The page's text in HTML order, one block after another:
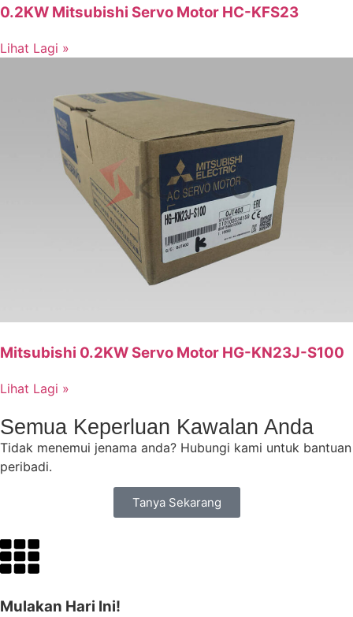
0.2KW Mitsubishi Servo Motor HC-KFS23
Lihat Lagi »
Mitsubishi 0.2KW Servo Motor HG-KN23J-S100
Lihat Lagi »
Semua Keperluan Kawalan Anda
Tidak menemui jenama anda? Hubungi kami untuk bantuan
peribadi.
Tanya Sekarang
Mulakan Hari Ini!